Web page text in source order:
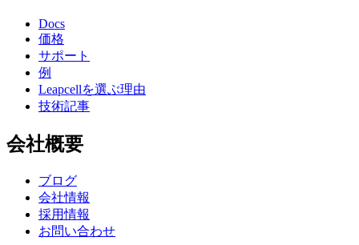
Docs
価格
サポート
例
Leapcellを選ぶ理由
技術記事
会社概要
ブログ
会社情報
採用情報
お問い合わせ